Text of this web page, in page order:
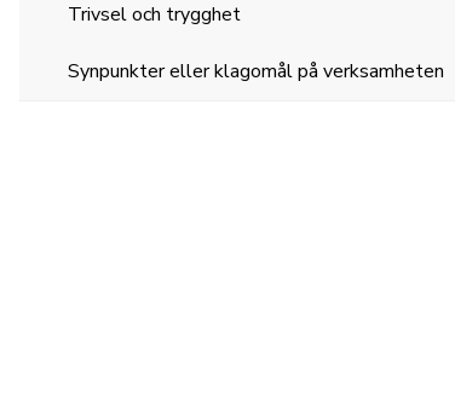
Trivsel och trygghet
Synpunkter eller klagomål på verksamheten